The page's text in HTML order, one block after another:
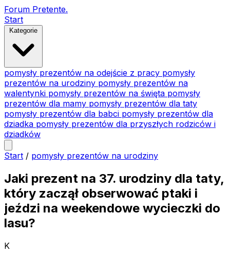
Forum Pretente.
Start
Kategorie
pomysły prezentów na odejście z pracy pomysły
prezentów na urodziny pomysły prezentów na
walentynki pomysły prezentów na święta pomysły
prezentów dla mamy pomysły prezentów dla taty
pomysły prezentów dla babci pomysły prezentów dla
dziadka pomysły prezentów dla przyszłych rodziców i
dziadków
Start / pomysły prezentów na urodziny
Jaki prezent na 37. urodziny dla taty,
który zaczął obserwować ptaki i
jeździ na weekendowe wycieczki do
lasu?
K